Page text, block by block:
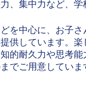
、集中力など、
を中心に、お子
供しています。
的耐久力や思考
でご用意していま